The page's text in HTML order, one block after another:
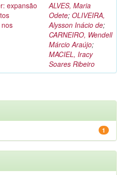
expansão
ALVES, Maria
Odete; OLIVEIRA,
Alysson Inácio de;
CARNEIRO, Wendell
Márcio Araújo;
MACIEL, Iracy
Soares Ribeiro
1